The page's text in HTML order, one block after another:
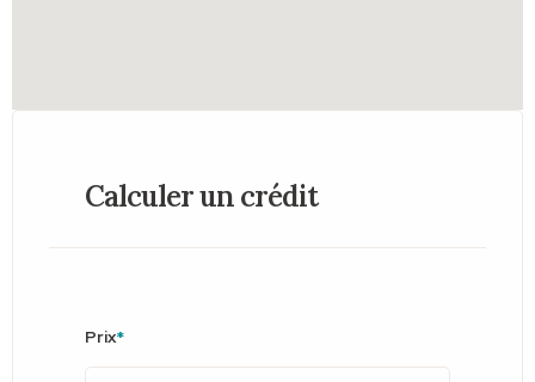
Calculer un crédit
Prix*